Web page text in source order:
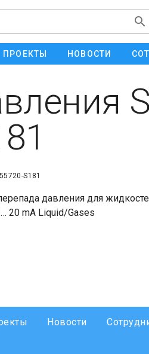
ПРОЕКТЫ НОВОСТИ
S181
давления для
20 mA Liquid/Gases
Новости